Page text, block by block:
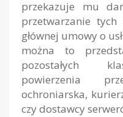
przekazuje mu
przetwarzanie
głównej umowy o
można to
pozostałych
powierzenia
ochroniarska,
czy dostawcy